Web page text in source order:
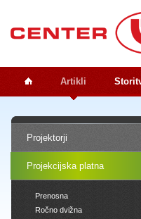
Artikli
Projektorji
Projekcijska platna
Prenosna
Ročno dvižna